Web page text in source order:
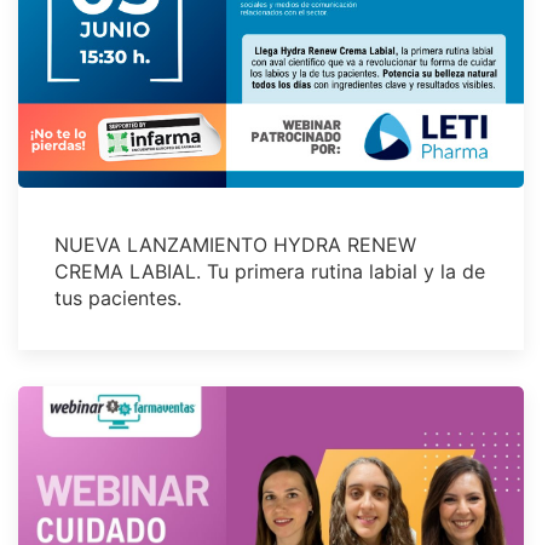
NUEVA LANZAMIENTO HYDRA RENEW
CREMA LABIAL. Tu primera rutina labial y la de
tus pacientes.